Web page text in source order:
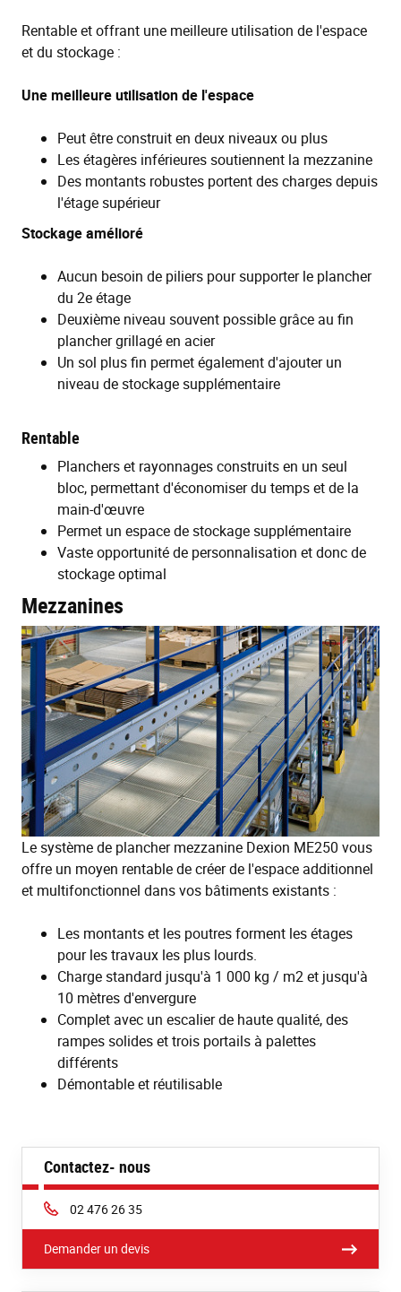
Rentable et offrant une meilleure utilisation de l'espace
et du stockage :
Une meilleure utilisation de l'espace
Peut être construit en deux niveaux ou plus
Les étagères inférieures soutiennent la mezzanine
Des montants robustes portent des charges depuis
l'étage supérieur
Stockage amélioré
Aucun besoin de piliers pour supporter le plancher
du 2e étage
Deuxième niveau souvent possible grâce au fin
plancher grillagé en acier
Un sol plus fin permet également d'ajouter un
niveau de stockage supplémentaire
Rentable
Planchers et rayonnages construits en un seul
bloc, permettant d'économiser du temps et de la
main-d'œuvre
Permet un espace de stockage supplémentaire
Vaste opportunité de personnalisation et donc de
stockage optimal
Mezzanines
Le système de plancher mezzanine Dexion ME250 vous
offre un moyen rentable de créer de l'espace additionnel
et multifonctionnel dans vos bâtiments existants :
Les montants et les poutres forment les étages
pour les travaux les plus lourds.
Charge standard jusqu'à 1 000 kg / m2 et jusqu'à
10 mètres d'envergure
Complet avec un escalier de haute qualité, des
rampes solides et trois portails à palettes
différents
Démontable et réutilisable
Contactez- nous
Phone:
02 476 26 35
Demander un devis